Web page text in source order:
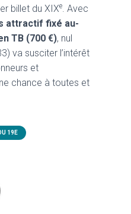
billet du XIXe . Avec
attractif fixé au-
TB (700 €), nul
va susciter l’intérêt
et
chance à toutes et
19E